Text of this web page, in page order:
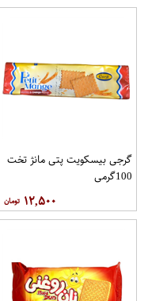
گرجی بیسکویت پتی مانژ تخت
100گرمی
۱۲,۵۰۰